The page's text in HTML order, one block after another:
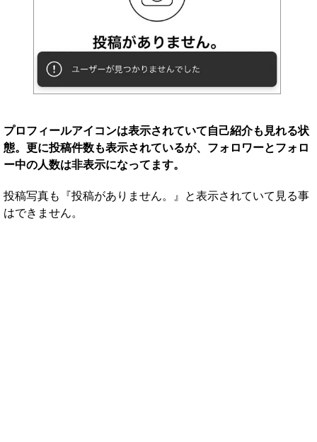
プロフィールアイコンは表示されていて自己紹介も見れる状
態。更に投稿件数も表示されているが、フォロワーとフォロ
ー中の人数は非表示になってます。
投稿写真も『投稿がありません。』と表示されていて見る事
はできません。